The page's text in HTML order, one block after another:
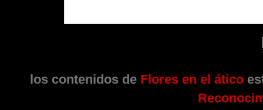
los contenidos de Flores en el ático